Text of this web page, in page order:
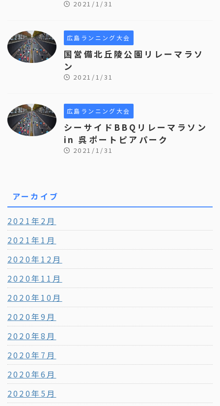
2021/1/31
広島ランニング大会
国営備北丘陵公園リレーマラソ
ン
2021/1/31
広島ランニング大会
シーサイドBBQリレーマラソン
in 呉ポートピアパーク
2021/1/31
アーカイブ
2021年2月
2021年1月
2020年12月
2020年11月
2020年10月
2020年9月
2020年8月
2020年7月
2020年6月
2020年5月